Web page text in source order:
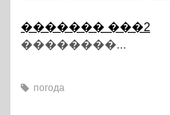
������� ���2
��������...
погода